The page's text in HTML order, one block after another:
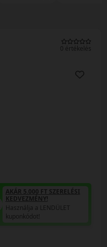
0 értékelés
AKÁR 5.000 FT SZERELÉSI
KEDVEZMÉNY!
Használja a LENDÜLET
kuponkódot!